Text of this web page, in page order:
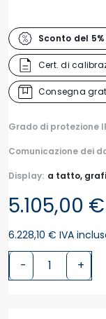
Sconto del 5%
Cert. di
Consegna
Grado di protezione
Comunicazione dei
Display: a tatto,
5.105,00 €
6.228,10 € IVA
- +